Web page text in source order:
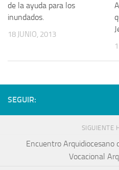
de la ayuda para los
inundados.
18 JUNIO, 2013
SEGUIR:
SIGUIENTE
Encuentro Arquidiocesano
Vocacional